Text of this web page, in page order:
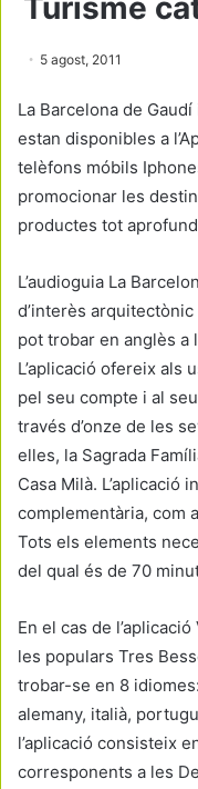
Turisme
5 agost, 2011
La Barcelona de
estan disponibles a
telèfons móbils
promocionar les
productes tot
L’audioguia La
d’interès
pot trobar en anglès a
L’aplicació ofereix als
pel seu compte i al
través d’onze de les
elles, la Sagrada
Casa Milà. L’aplicació
complementària, com
Tots els elements
del qual és de 70
En el cas de
les populars Tres
trobar-se en 8
alemany, italià,
l’aplicació consisteix
corresponents a les